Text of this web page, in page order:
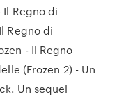
Il Regno di
Regno di
- Il Regno
(Frozen 2) - Un
Un sequel